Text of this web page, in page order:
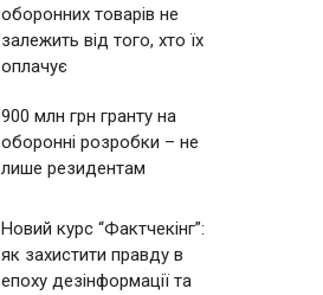
оборонних товарів не
залежить від того, хто їх
оплачує
900 млн грн гранту на
оборонні розробки – не
лише резидентам
Новий курс “Фактчекінг”:
як захистити правду в
епоху дезінформації та